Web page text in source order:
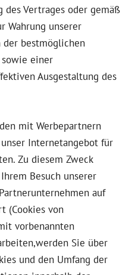
Vertrages oder gemäß
Wahrung unserer
der bestmöglichen
einer
Ausgestaltung des
mit Werbepartnern
Internetangebot für
Zu diesem Zweck
Besuch unserer
auf
(Cookies von
vorbenannten
Sie über
und den Umfang der